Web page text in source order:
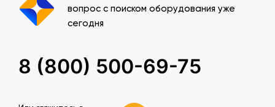
вопрос с поиском оборудования уже
сегодня
8 (800) 500-69-75